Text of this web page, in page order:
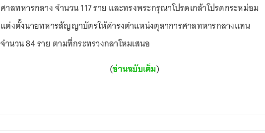
ศาลทหารกลาง จำนวน 117 ราย และทรงพระกรุณาโปรดเกล้าโปรดกระหม่อม
แต่งตั้งนายทหารสัญญาบัตรให้ดำรงตำแหน่งตุลาการศาลทหารกลางแทน
จำนวน 84 ราย ตามที่กระทรวงกลาโหมเสนอ
(อ่านฉบับเต็ม)